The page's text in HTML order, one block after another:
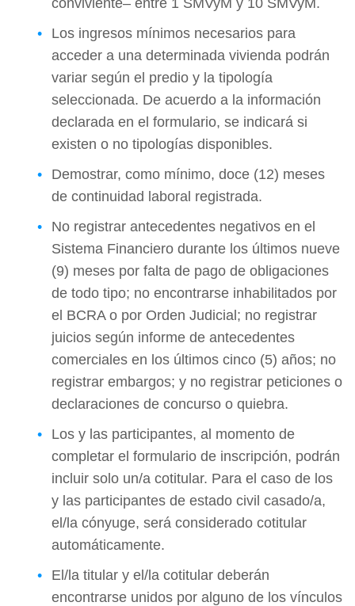
Los ingresos mínimos necesarios para
acceder a una determinada vivienda podrán
variar según el predio y la tipología
seleccionada. De acuerdo a la información
declarada en el formulario, se indicará si
existen o no tipologías disponibles.
Demostrar, como mínimo, doce (12) meses
de continuidad laboral registrada.
No registrar antecedentes negativos en el
Sistema Financiero durante los últimos nueve
(9) meses por falta de pago de obligaciones
de todo tipo; no encontrarse inhabilitados por
el BCRA o por Orden Judicial; no registrar
juicios según informe de antecedentes
comerciales en los últimos cinco (5) años; no
registrar embargos; y no registrar peticiones o
declaraciones de concurso o quiebra.
Los y las participantes, al momento de
completar el formulario de inscripción, podrán
incluir solo un/a cotitular. Para el caso de los
y las participantes de estado civil casado/a,
el/la cónyuge, será considerado cotitular
automáticamente.
El/la titular y el/la cotitular deberán
encontrarse unidos por alguno de los vínculos